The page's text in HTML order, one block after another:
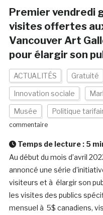
Premier vendredi
visites offertes
Vancouver Art
pour élargir son
ACTUALITÉS Gratuité
Innovation sociale
Musée Politique
commentaire
Temps de lecture : 5
Au début du mois d’avril
annoncé une série
visiteurs et à élargir son
les visites des publics
mensuel à 5$ canadiens,